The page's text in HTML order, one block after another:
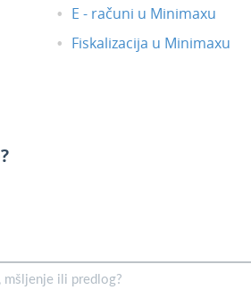
E - računi u Minimaxu
Fiskalizacija u Minimaxu